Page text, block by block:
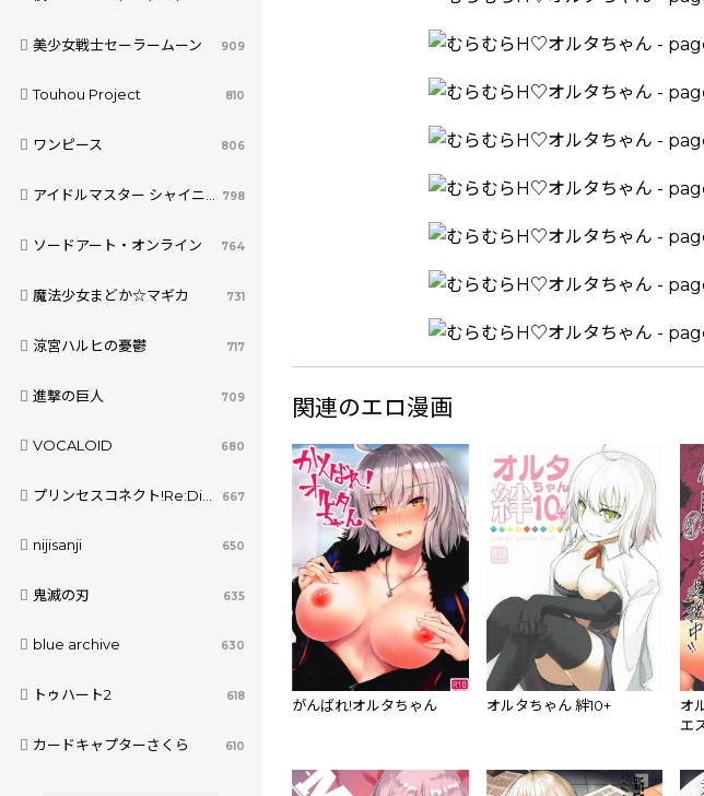
美少女戦士セーラームーン 909
Touhou Project 810
ワンピース 806
アイドルマスター シャイニーカラーズ 798
ソードアート・オンライン 764
魔法少女まどか☆マギカ 731
涼宮ハルヒの憂鬱 717
進撃の巨人 709
VOCALOID 680
プリンセスコネクト!Re:Dive 667
nijisanji 650
鬼滅の刃 635
blue archive 630
トゥハート2 618
カードキャプターさくら 610
関連のエロ漫画
がんばれ!オルタちゃん オルタちゃん 絆10+
オ
エ